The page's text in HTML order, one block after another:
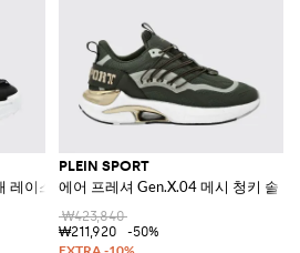
레이스업 로우탑 스니커즈
PLEIN SPORT
에어 프레셔 Gen.X.04 메시 청키 솔
₩423,840
₩211,920
-50%